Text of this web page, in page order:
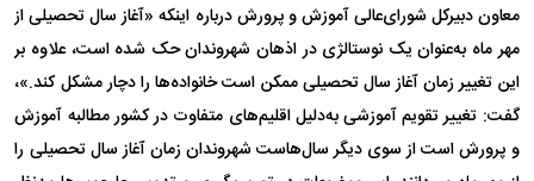
معاون دبیرکل شورای‌عالی آموزش و پرورش درباره اینکه «آغاز سال تحصیلی از
مهر ماه به‌عنوان یک نوستالژی در اذهان شهروندان حک شده است، علاوه بر
این تغییر زمان آغاز سال تحصیلی ممکن است خانواده‌ها را دچار مشکل کند.»،
گفت: تغییر تقویم آموزشی به‌دلیل اقلیم‌های متفاوت در کشور مطالبه آموزش
و پرورش است از سوی دیگر سال‌هاست شهروندان زمان آغاز سال تحصیلی را